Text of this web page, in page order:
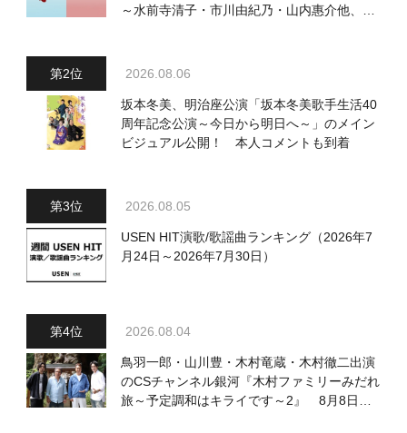
～水前寺清子・市川由紀乃・山内惠介他、
2026.08.06
坂本冬美、明治座公演「坂本冬美歌手生活40
周年記念公演～今日から明日へ～」のメイン
ビジュアル公開！ 本人コメントも到着
2026.08.05
USEN HIT演歌/歌謡曲ランキング（2026年7
月24日～2026年7月30日）
2026.08.04
鳥羽一郎・山川豊・木村竜蔵・木村徹二出演
のCSチャンネル銀河『木村ファミリーみだれ
旅～予定調和はキライです～2』 8月8日